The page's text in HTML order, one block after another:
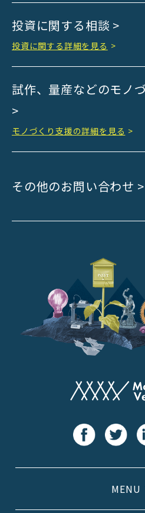
Kyoto Shinkin Bank
maxell
SMBC
DBJ
ROHM
sunbridge
SHIMADZU
THK
Japan Post Bank
投資に関する相談 >
投資に関する詳細を見る >
試作、量産などのモノ
>
モノづくり支援の詳細を見る >
その他のお問い合わせ >